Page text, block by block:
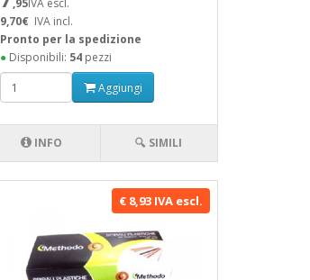
,95IVA escl.
9,70€ IVA incl.
Pronto per la spedizione
● Disponibili: 54 pezzi
Aggiungi
INFO 🔍 SIMILI
€ 8,93 IVA escl.